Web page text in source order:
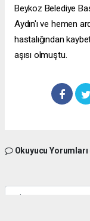
Beykoz Belediye
Aydın'ı ve hemen
hastalığından
aşısı olmuştu.
Okuyucu Yorumları